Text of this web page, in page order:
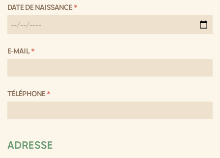
DATE DE NAISSANCE*
E-MAIL*
TÉLÉPHONE*
ADRESSE